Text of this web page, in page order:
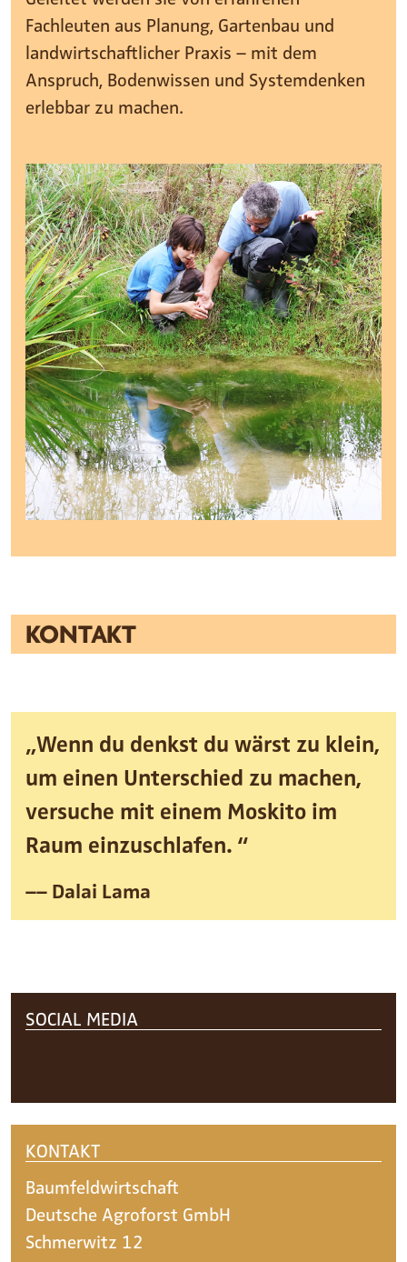
Fachleuten aus Planung, Gartenbau und
landwirtschaftlicher Praxis – mit dem
Anspruch, Bodenwissen und Systemdenken
erlebbar zu machen.
KONTAKT
„Wenn du denkst du wärst zu klein,
um einen Unterschied zu machen,
versuche mit einem Moskito im
Raum einzuschlafen. “
–– Dalai Lama
Footer
SOCIAL MEDIA
KONTAKT
Baumfeldwirtschaft
Deutsche Agroforst GmbH
Schmerwitz 12